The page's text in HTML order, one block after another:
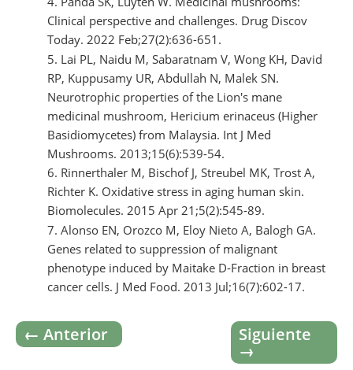
Clinical perspective and challenges. Drug Discov
Today. 2022 Feb;27(2):636-651.
Lai PL, Naidu M, Sabaratnam V, Wong KH, David
RP, Kuppusamy UR, Abdullah N, Malek SN.
Neurotrophic properties of the Lion's mane
medicinal mushroom, Hericium erinaceus (Higher
Basidiomycetes) from Malaysia. Int J Med
Mushrooms. 2013;15(6):539-54.
Rinnerthaler M, Bischof J, Streubel MK, Trost A,
Richter K. Oxidative stress in aging human skin.
Biomolecules. 2015 Apr 21;5(2):545-89.
Alonso EN, Orozco M, Eloy Nieto A, Balogh GA.
Genes related to suppression of malignant
phenotype induced by Maitake D-Fraction in breast
cancer cells. J Med Food. 2013 Jul;16(7):602-17.
← Anterior Siguiente
→